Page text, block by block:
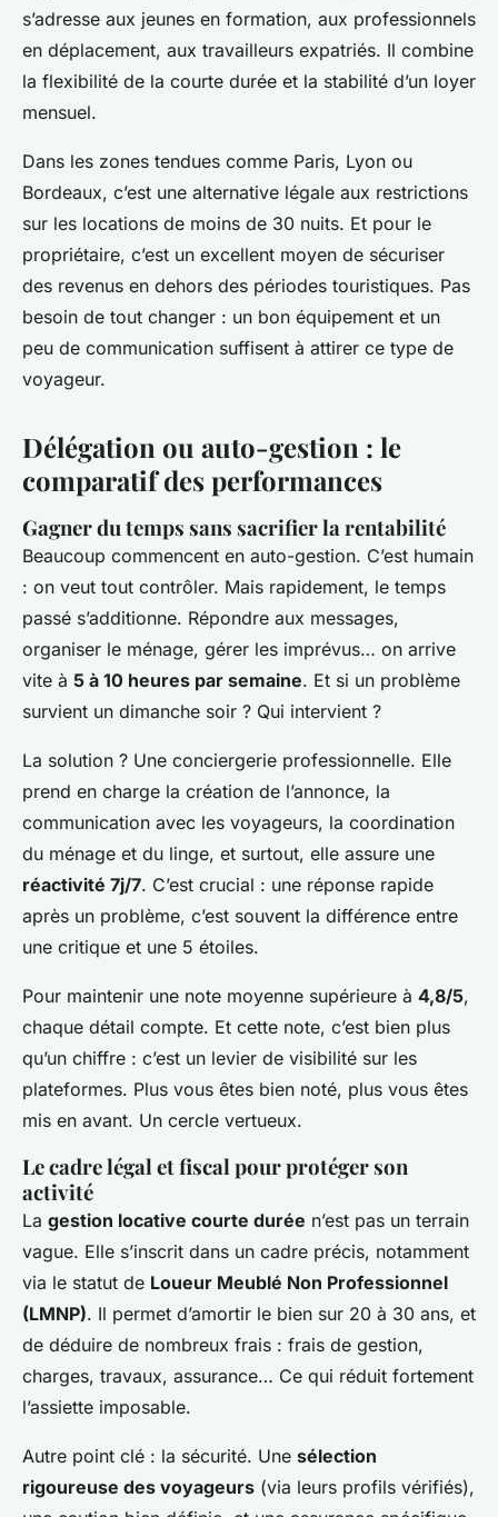
s’adresse aux jeunes en formation, aux professionnels
en déplacement, aux travailleurs expatriés. Il combine
la flexibilité de la courte durée et la stabilité d’un loyer
mensuel.
Dans les zones tendues comme Paris, Lyon ou
Bordeaux, c’est une alternative légale aux restrictions
sur les locations de moins de 30 nuits. Et pour le
propriétaire, c’est un excellent moyen de sécuriser
des revenus en dehors des périodes touristiques. Pas
besoin de tout changer : un bon équipement et un
peu de communication suffisent à attirer ce type de
voyageur.
Délégation ou auto-gestion : le
comparatif des performances
Gagner du temps sans sacrifier la rentabilité
Beaucoup commencent en auto-gestion. C’est humain
: on veut tout contrôler. Mais rapidement, le temps
passé s’additionne. Répondre aux messages,
organiser le ménage, gérer les imprévus… on arrive
vite à 5 à 10 heures par semaine. Et si un problème
survient un dimanche soir ? Qui intervient ?
La solution ? Une conciergerie professionnelle. Elle
prend en charge la création de l’annonce, la
communication avec les voyageurs, la coordination
du ménage et du linge, et surtout, elle assure une
réactivité 7j/7. C’est crucial : une réponse rapide
après un problème, c’est souvent la différence entre
une critique et une 5 étoiles.
Pour maintenir une note moyenne supérieure à 4,8/5,
chaque détail compte. Et cette note, c’est bien plus
qu’un chiffre : c’est un levier de visibilité sur les
plateformes. Plus vous êtes bien noté, plus vous êtes
mis en avant. Un cercle vertueux.
Le cadre légal et fiscal pour protéger son
activité
La gestion locative courte durée n’est pas un terrain
vague. Elle s’inscrit dans un cadre précis, notamment
via le statut de Loueur Meublé Non Professionnel
(LMNP). Il permet d’amortir le bien sur 20 à 30 ans, et
de déduire de nombreux frais : frais de gestion,
charges, travaux, assurance… Ce qui réduit fortement
l’assiette imposable.
Autre point clé : la sécurité. Une sélection
rigoureuse des voyageurs (via leurs profils vérifiés),